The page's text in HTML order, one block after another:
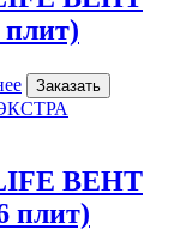
Заказать
ВЕНТ
плит)